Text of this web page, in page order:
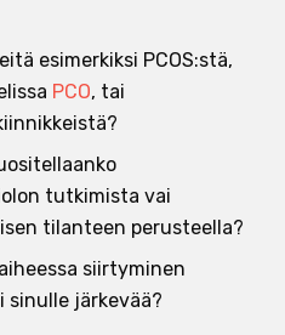
esimerkiksi PCOS:stä,
PCO, tai
tutkimista vai
tilanteen perusteella?
siirtyminen
sinulle järkevää?